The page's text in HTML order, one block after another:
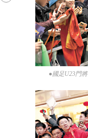
●國足U23門